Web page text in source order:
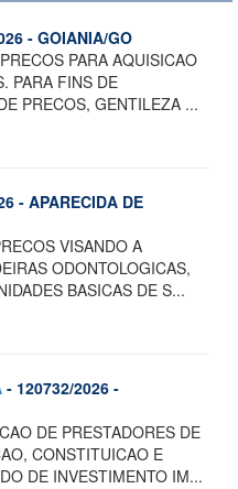
- GOIANIA/GO
PARA AQUISICAO
PARA FINS DE
PRECOS, GENTILEZA ...
- APARECIDA DE
VISANDO A
ODONTOLOGICAS,
BASICAS DE S...
- 120732/2026 -
DE PRESTADORES DE
CONSTITUICAO E
DE INVESTIMENTO IM...